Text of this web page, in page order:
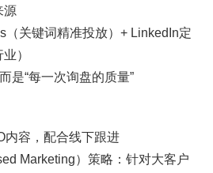
源
（关键词精准投放）+ LinkedIn定
）
是“每一次询盘的质量”
内容，配合线下跟进
Marketing）策略：针对大客户